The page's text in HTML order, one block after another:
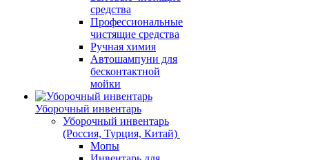
средства
Профессиональные
чистящие средства
Ручная химия
Автошампуни для
бесконтактной
мойки
Уборочный инвентарь
Уборочный инвентарь
(Россия, Турция, Китай)
Мопы